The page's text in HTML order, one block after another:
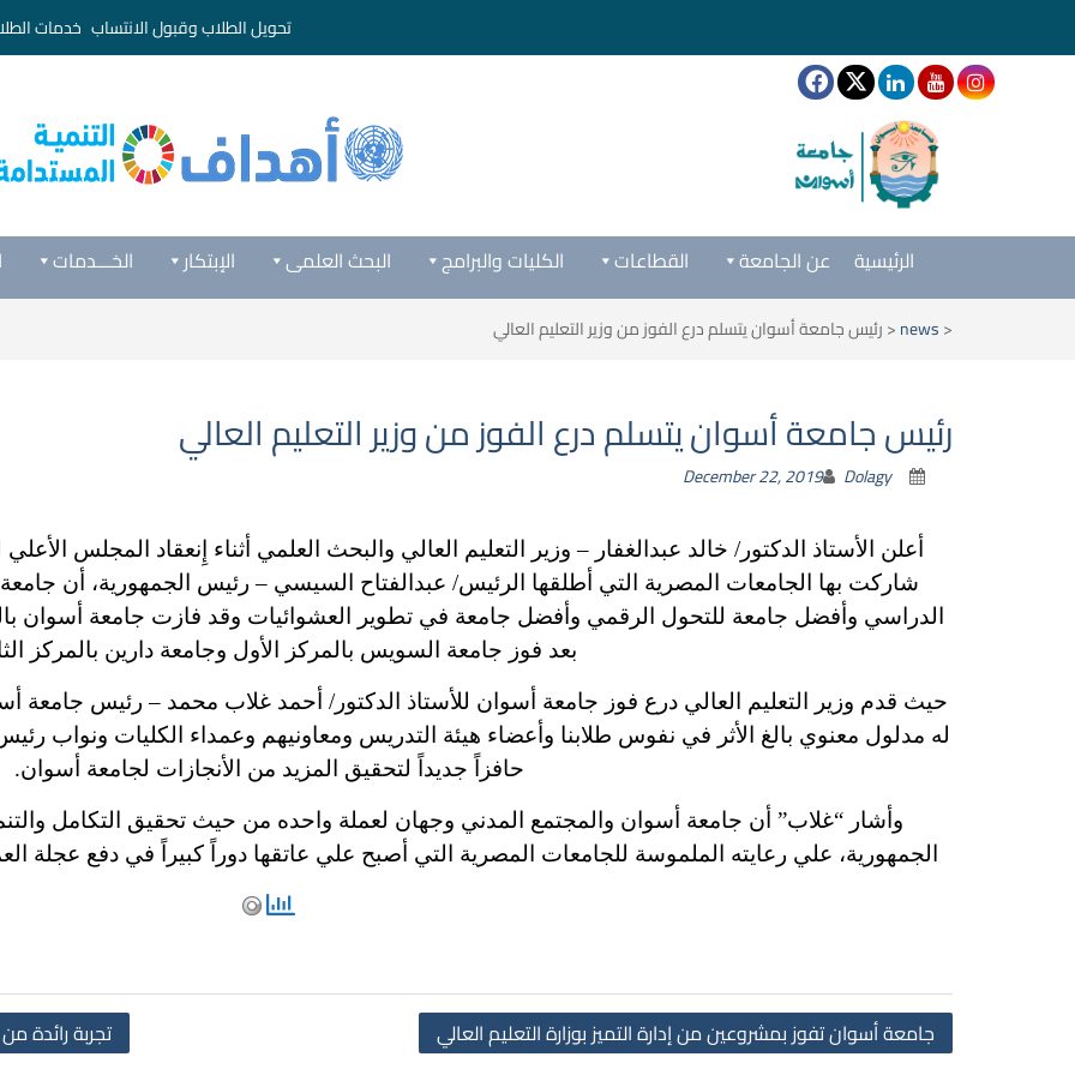
تحويل الطلاب وقبول الانتساب خدمات
الخـــدمات الإبتكار البحث العلمى الكليات والبرامج القطاعات عن الجامعة الرئيسية
<
news
<رئيس جامعة أسوان يتسلم درع الفوز من وزير التعليم العالي
رئيس جامعة أسوان يتسلم درع الفوز من وزير التعليم العالي
December 22, 2019 Dolagy
أعلن الأستاذ الدكتور/ خالد عبدالغفار – وزير التعليم العالي والبحث العلمي أثناء إِنعقاد المجلس
شاركت بها الجامعات المصرية التي أطلقها الرئيس/ عبدالفتاح السيسي – رئيس الجمهورية، أن
الدراسي وأفضل جامعة للتحول الرقمي وأفضل جامعة في تطوير العشوائيات وقد فازت جامعة أسوان
بعد فوز جامعة السويس بالمركز الأول وجامعة دارين بالمركز
حيث قدم وزير التعليم العالي درع فوز جامعة أسوان للأستاذ الدكتور/ أحمد غلاب محمد – رئيس جامعة
له مدلول معنوي بالغ الأثر في نفوس طلابنا وأعضاء هيئة التدريس ومعاونيهم وعمداء الكليات ونواب
حافزاً جديداً لتحقيق المزيد من الأنجازات لجامعة أسوان.
وأشار “غلاب” أن جامعة أسوان والمجتمع المدني وجهان لعملة واحده من حيث تحقيق التكامل
الجمهورية، علي رعايته الملموسة للجامعات المصرية التي أصبح علي عاتقها دوراً كبيراً في دفع عجلة
تجربة رائدة جامعة أسوان تفوز بمشروعين من إدارة التميز بوزارة التعليم العالي